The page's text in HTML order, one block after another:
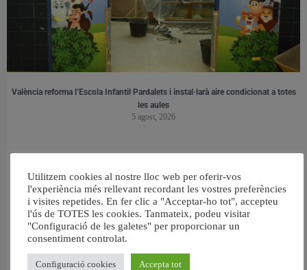
València reforma l’Escola Infantil Pardalets i instal·larà aire condicionat a totes
les aules
5 agost, 2026
Utilitzem cookies al nostre lloc web per oferir-vos
l'experiència més rellevant recordant les vostres preferències
i visites repetides. En fer clic a "Acceptar-ho tot", accepteu
l'ús de TOTES les cookies. Tanmateix, podeu visitar
"Configuració de les galetes" per proporcionar un
consentiment controlat.
Configuració cookies Accepta tot